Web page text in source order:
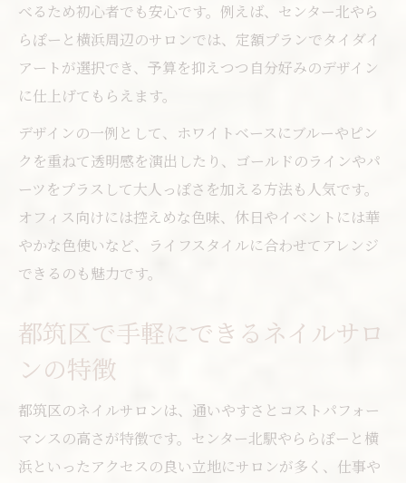
べるため初心者でも安心です。例えば、センター北やら
らぽーと横浜周辺のサロンでは、定額プランでタイダイ
アートが選択でき、予算を抑えつつ自分好みのデザイン
に仕上げてもらえます。
デザインの一例として、ホワイトベースにブルーやピン
クを重ねて透明感を演出したり、ゴールドのラインやパ
ーツをプラスして大人っぽさを加える方法も人気です。
オフィス向けには控えめな色味、休日やイベントには華
やかな色使いなど、ライフスタイルに合わせてアレンジ
できるのも魅力です。
都筑区で手軽にできるネイルサロ
ンの特徴
都筑区のネイルサロンは、通いやすさとコストパフォー
マンスの高さが特徴です。センター北駅やららぽーと横
浜といったアクセスの良い立地にサロンが多く、仕事や